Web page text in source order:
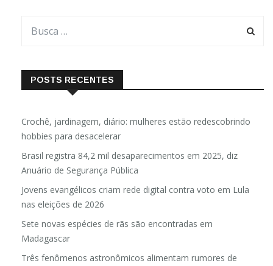
POSTS RECENTES
Crochê, jardinagem, diário: mulheres estão redescobrindo
hobbies para desacelerar
Brasil registra 84,2 mil desaparecimentos em 2025, diz
Anuário de Segurança Pública
Jovens evangélicos criam rede digital contra voto em Lula
nas eleições de 2026
Sete novas espécies de rãs são encontradas em
Madagascar
Três fenômenos astronômicos alimentam rumores de